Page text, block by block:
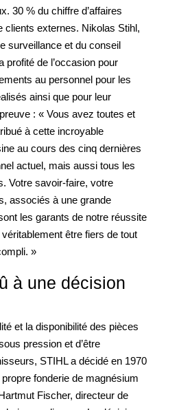
30 % du chiffre d’affaires
clients externes. Nikolas Stihl,
surveillance et du conseil
profité de l’occasion pour
au personnel pour les
ainsi que pour leur
: « Vous avez toutes et
à cette incroyable
au cours des cinq dernières
actuel, mais aussi tous les
Votre savoir-faire, votre
associés à une grande
les garants de notre réussite
être fiers de tout
»
à une décision
et la disponibilité des pièces
pression et d’être
STIHL a décidé en 1970
fonderie de magnésium
Fischer, directeur de